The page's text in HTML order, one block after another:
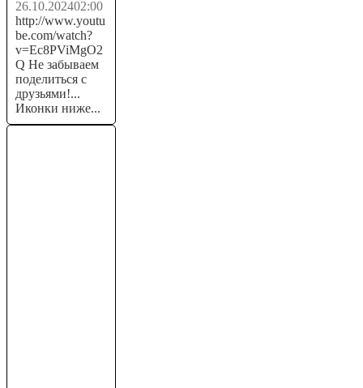
26.10.202402:00
http://www.youtu
be.com/watch?
v=Ec8PViMgO2
Q Не забываем
поделиться с
друзьями!...
Иконки ниже...